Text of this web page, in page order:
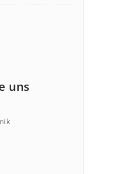
uns